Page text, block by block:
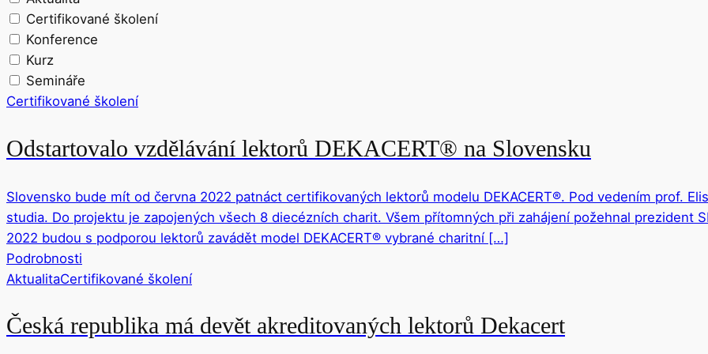
Certifikované školení
Konference
Kurz
Semináře
Certifikované školení
Odstartovalo vzdělávání lektorů DEKACERT® na Slovensku
Slovensko bude mít od června 2022 patnáct certifikovaných lektorů modelu DEKACERT®. Pod vedením prof.
studia. Do projektu je zapojených všech 8 diecézních charit. Všem přítomných při zahájení požehnal prezident
2022 budou s podporou lektorů zavádět model DEKACERT® vybrané charitní […]
Podrobnosti
AktualitaCertifikované školení
Česká republika má devět akreditovaných lektorů Dekacert